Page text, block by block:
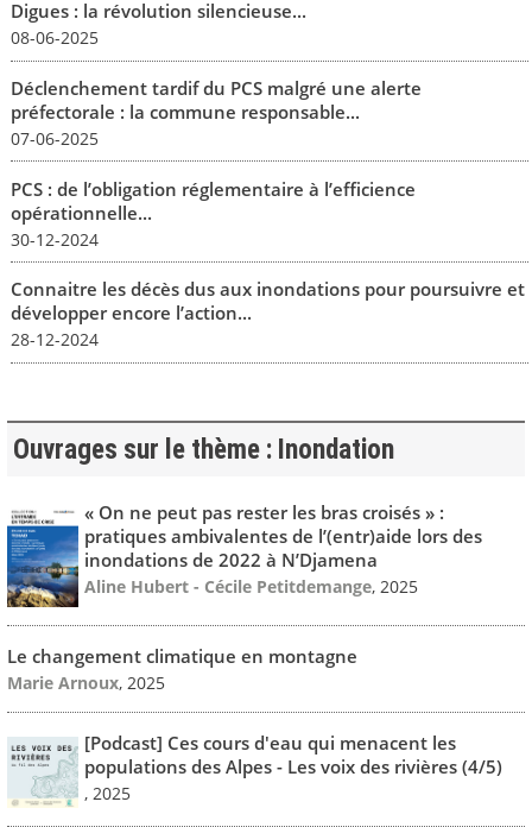
Digues : la révolution silencieuse...
08-06-2025
Déclenchement tardif du PCS malgré une alerte
préfectorale : la commune responsable...
07-06-2025
PCS : de l’obligation réglementaire à l’efficience
opérationnelle...
30-12-2024
Connaitre les décès dus aux inondations pour poursuivre et
développer encore l’action...
28-12-2024
Ouvrages sur le thème : Inondation
« On ne peut pas rester les bras croisés » :
pratiques ambivalentes de l’(entr)aide lors des
inondations de 2022 à N’Djamena
Aline Hubert - Cécile Petitdemange, 2025
Le changement climatique en montagne
Marie Arnoux, 2025
[Podcast] Ces cours d'eau qui menacent les
populations des Alpes - Les voix des rivières (4/5)
, 2025